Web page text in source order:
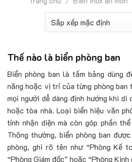
Thế nào là biển phòng ban
Biển phòng ban là tấm bảng dùng
năng hoặc vị trí của từng phòng ban
mọi người dễ dàng định hướng khi di
hoặc tòa nhà. Loại biển hiệu văn
tính nhận diện mà còn góp phần
Thông thường, biển phòng ban
phòng, ghi rõ tên như “Phòng Kế
“Phòng Giám đốc” hoặc “Phòng Kinh